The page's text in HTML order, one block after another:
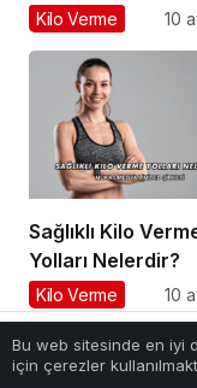
Yöntem
Kilo Verme 10
Sağlıklı Kilo
Yolları Nelerdir?
Kilo Verme 10
Bu web sitesinde en iyi
için çerezlerAnasayfa